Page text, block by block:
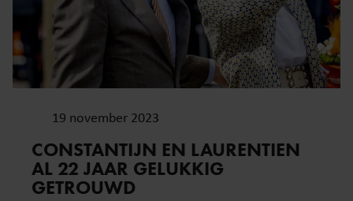
19 november 2023
CONSTANTIJN EN LAURENTIEN
AL 22 JAAR GELUKKIG
GETROUWD